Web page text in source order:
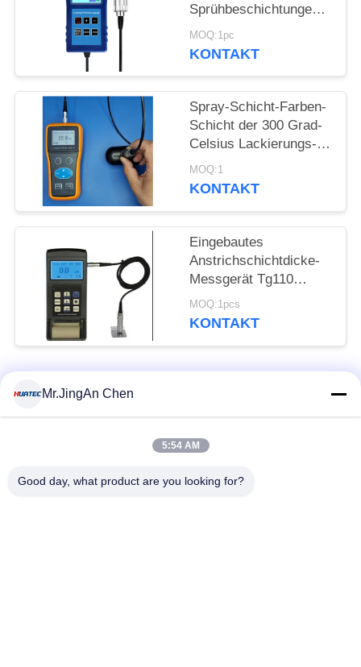
Sprühbeschichtungen
Korrosionsschutz
Feuerdichte
MOQ:1pc
KONTAKT
Spray-Schicht-Farben-
Schicht der 300 Grad-
Celsius Lackierungs-
Stärke-Messgerät-
hohen Temperatur
MOQ:1
KONTAKT
Eingebautes
Anstrichschichtdicke-
Messgerät Tg110
Drucker-Dry Film
Paints Elcometer
MOQ:1pcs
KONTAKT
Beliebte Kategorien Alle
Ultraschall-
Mr.JingAn Chen
5:54 AM
Good day, what product are you looking for?